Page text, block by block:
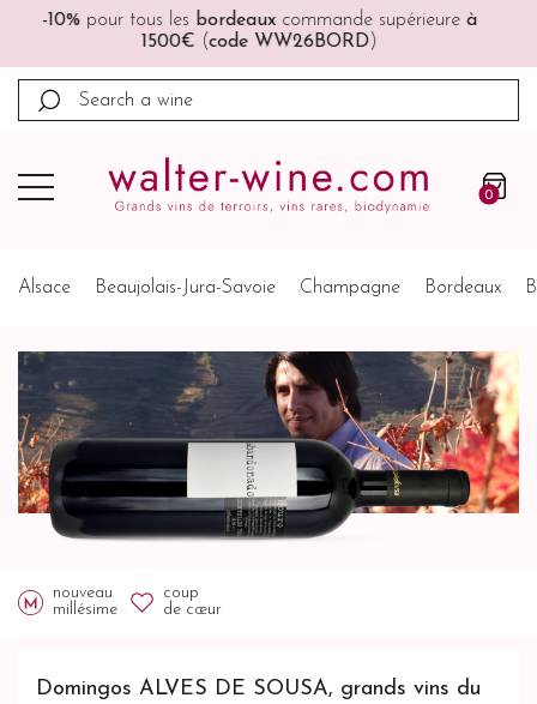
🚚🚚Port offert à partir de 200€ (France, Allemagne,
Belgique, Pays-Bas)
0
Alsace Beaujolais-Jura-Savoie Champagne Bordeaux
nouveau
millésime
coup
de cœur
Domingos ALVES DE SOUSA, grands vins du